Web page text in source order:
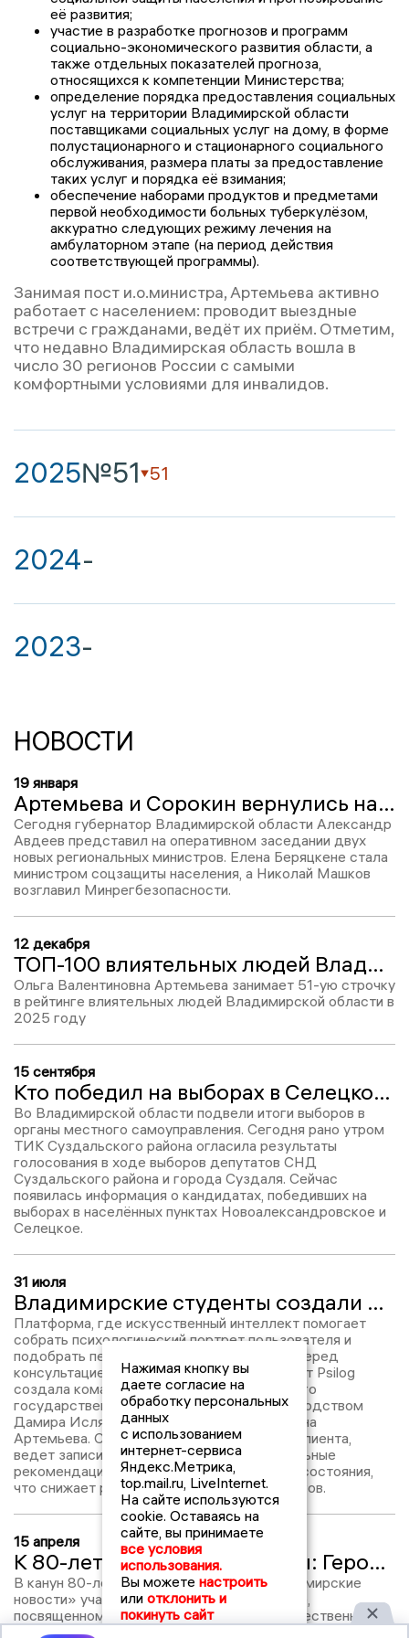
её развития;
участие в разработке прогнозов и программ
социально-экономического развития области, а
также отдельных показателей прогноза,
относящихся к компетенции Министерства;
определение порядка предоставления социальных
услуг на территории Владимирской области
поставщиками социальных услуг на дому, в форме
полустационарного и стационарного социального
обслуживания, размера платы за предоставление
таких услуг и порядка её взимания;
обеспечение наборами продуктов и предметами
первой необходимости больных туберкулёзом,
аккуратно следующих режиму лечения на
амбулаторном этапе (на период действия
соответствующей программы).
Занимая пост и.о.министра, Артемьева активно
работает с населением: проводит выездные
встречи с гражданами, ведёт их приём. Отметим,
что недавно Владимирская область вошла в
число 30 регионов России с самыми
комфортными условиями для инвалидов.
2025№51 51
2024-
2023-
НОВОСТИ
19 января
Артемьева и Сорокин вернулись на должности замов министров
Сегодня губернатор Владимирской области Александр
Авдеев представил на оперативном заседании двух
новых региональных министров. Елена Беряцкене стала
министром соцзащиты населения, а Николай Машков
возглавил Минрегбезопасности.
12 декабря
ТОП-100 влиятельных людей Владимирской области: Ольга Артемьева, №51
Ольга Валентиновна Артемьева занимает 51-ую строчку
в рейтинге влиятельных людей Владимирской области в
2025 году
15 сентября
Кто победил на выборах в Селецком и Новоалександровском?
Во Владимирской области подвели итоги выборов в
органы местного самоуправления. Сегодня рано утром
ТИК Суздальского района огласила результаты
голосования в ходе выборов депутатов СНД
Суздальского района и города Суздаля. Сейчас
появилась информация о кандидатах, победивших на
выборах в населённых пунктах Новоалександровское и
Селецкое.
31 июля
Владимирские студенты создали ИИ-платформу для поддержки ментального здоровья в программе партии «Новые люди»
Платформа, где искусственный интеллект помогает
собрать психологический портрет пользователя и
подобрать персонализированный контент перед
консультацией специалиста, — такой проект Psilog
создала команда студентов Владимирского
государственного университета под руководством
Дамира Ислямова, Матвея Евсеева и Антона
Артемьева. Система анализирует данные клиента,
ведет записи и предоставляет индивидуальные
рекомендации по улучшению ментального состояния,
что снижает рутинную нагрузку на психологов.
15 апреля
К 80-летию Великой Победы: Герой Советского Союза Александр Артемьев
В канун 80-летия Великой Победы «Владимирские
новости» участвуют в масштабном проекте,
посвященном памяти героев Великой Отечественной
войны. В десяти областях Центрального федерального
Нажимая кнопку вы
даете согласие на
обработку персональных
данных
с использованием
интернет-сервиса
Яндекс.Метрика,
top.mail.ru, LiveInternet.
На сайте используются
cookie. Оставаясь на
сайте, вы принимаете
все условия
использования.
Вы можете настроить
или отклонить и
покинуть сайт